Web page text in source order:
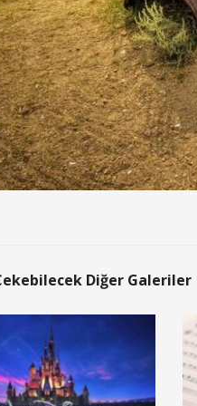
Diğer Galeriler